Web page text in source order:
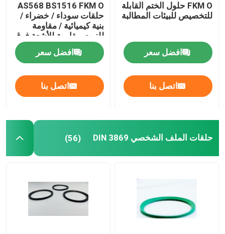
FKM O حلول الختم القابلة
للتخصيص للبيئات المطالبة
افضل سعر
اتصل بنا
AS568 BS1516 FKM O
حلقات سوداء / خضراء /
بنية كيميائية / مقاومة
للزيت مقاومة للأشعة فوق
البنفسجية
افضل سعر
اتصل بنا
حلقات الملف الشخصي DIN 3869 (56)